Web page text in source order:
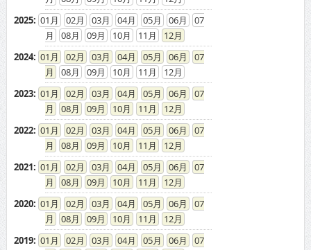
01 02 03 04 05 06
08
09 10 11
12
01 02 03 04 05 06
08
09 10 11
12
01 02 03 04 05 06
08
09 10 11
12
01 02 03 04 05 06
08
09 10 11
12
01 02 03 04 05 06
08
09 10 11
12
01 02 03 04 05 06
08
09 10 11
12
01 02 03 04 05 06
08
09 10 11
12